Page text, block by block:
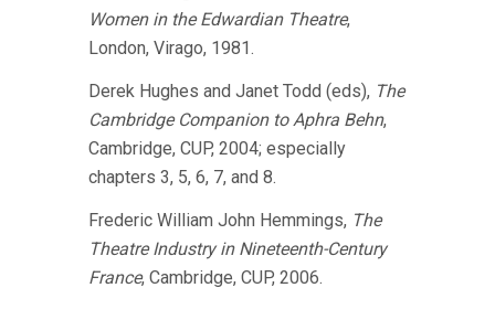
Women in the Edwardian Theatre,
London, Virago, 1981.
Derek Hughes and Janet Todd (eds), The
Cambridge Companion to Aphra Behn,
Cambridge, CUP, 2004; especially
chapters 3, 5, 6, 7, and 8.
Frederic William John Hemmings, The
Theatre Industry in Nineteenth-Century
France, Cambridge, CUP, 2006.